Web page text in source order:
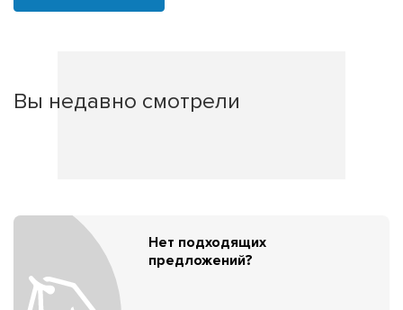
Вы недавно смотрели
Нет подходящих
предложений?